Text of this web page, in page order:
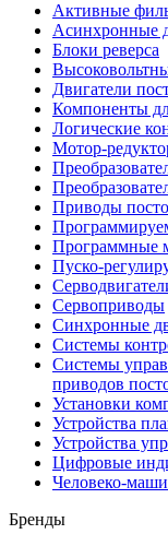
Активные
Асинхронные
Блоки реверса
Двигатели
Компоненты
Логические
Мотор-
Приводы
Программные
Пуско-
Сервоприводы
Синхронные
Системы
Системы
приводов
Установки
Устройства
Устройства
Цифровые
Человеко-
Бренды